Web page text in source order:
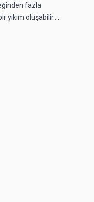
fazla
yıkım oluşabilir....